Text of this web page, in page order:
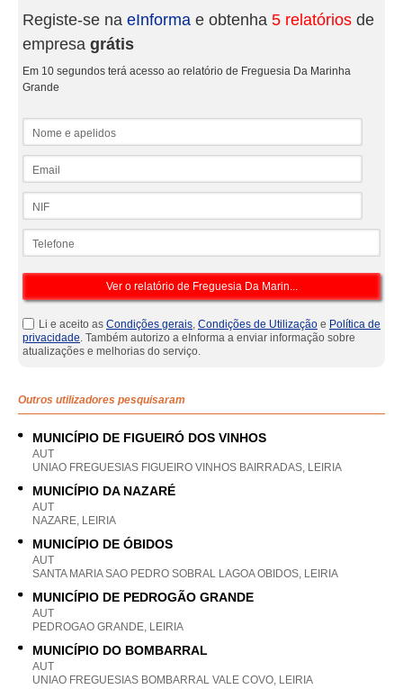
Registe-se na eInforma e obtenha 5 relatórios de
empresa grátis
Em 10 segundos terá acesso ao relatório de Freguesia Da Marinha
Grande
Li e aceito as Condições gerais, Condições de Utilização e Política de
privacidade. Também autorizo a eInforma a enviar informação sobre
atualizações e melhorias do serviço.
Outros utilizadores pesquisaram
MUNICÍPIO DE FIGUEIRÓ DOS VINHOS
AUT
UNIAO FREGUESIAS FIGUEIRO VINHOS BAIRRADAS, LEIRIA
MUNICÍPIO DA NAZARÉ
AUT
NAZARE, LEIRIA
MUNICÍPIO DE ÓBIDOS
AUT
SANTA MARIA SAO PEDRO SOBRAL LAGOA OBIDOS, LEIRIA
MUNICÍPIO DE PEDROGÃO GRANDE
AUT
PEDROGAO GRANDE, LEIRIA
MUNICÍPIO DO BOMBARRAL
AUT
UNIAO FREGUESIAS BOMBARRAL VALE COVO, LEIRIA